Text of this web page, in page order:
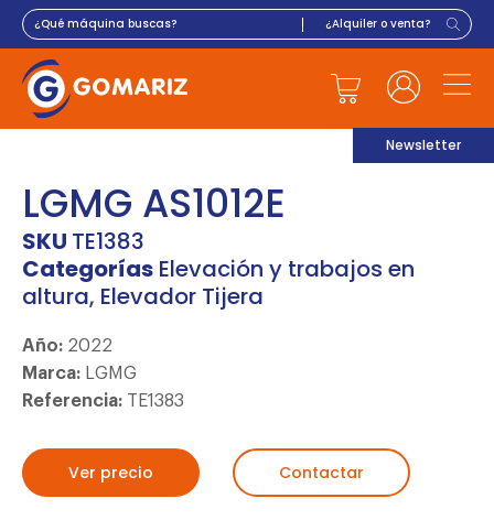
Newsletter
LGMG AS1012E
SKU TE1383
Categorías Elevación y trabajos en
altura, Elevador Tijera
Año: 2022
Marca: LGMG
Referencia: TE1383
Ver precio Contactar